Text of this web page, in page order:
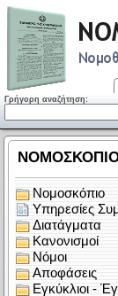
Γρήγορη αναζήτηση: